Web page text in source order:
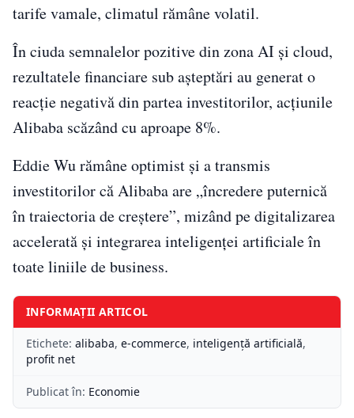
tarife vamale, climatul rămâne volatil.
În ciuda semnalelor pozitive din zona AI și cloud,
rezultatele financiare sub așteptări au generat o
reacție negativă din partea investitorilor, acțiunile
Alibaba scăzând cu aproape 8%.
Eddie Wu rămâne optimist și a transmis
investitorilor că Alibaba are „încredere puternică
în traiectoria de creștere”, mizând pe digitalizarea
accelerată și integrarea inteligenței artificiale în
toate liniile de business.
INFORMAȚII ARTICOL
Etichete: alibaba, e-commerce, inteligență artificială,
profit net
Publicat în: Economie